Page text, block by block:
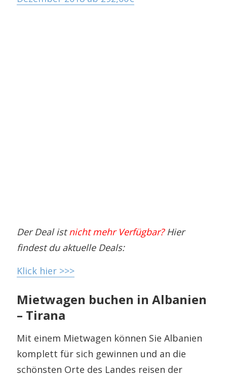
Der Deal istnicht mehr Verfügbar?Hier
findest du aktuelle Deals:
Klick hier >>>
Mietwagen buchen in Albanien
– Tirana
Mit einem Mietwagen können Sie Albanien
komplett für sich gewinnen und an die
schönsten Orte des Landes reisen der